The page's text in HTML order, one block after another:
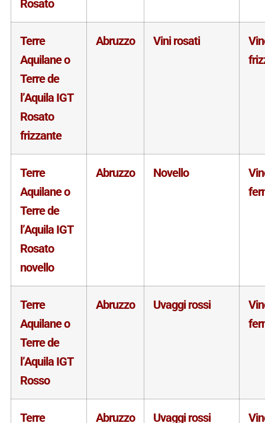
Rosato
Terre
Aquilane o
Terre de
l’Aquila IGT
Rosato
frizzante
Abruzzo Vini rosati
Terre
Aquilane o
Terre de
l’Aquila IGT
Rosato
novello
Abruzzo Novello
Terre
Aquilane o
Terre de
l’Aquila IGT
Rosso
Abruzzo Uvaggi rossi
Terre Abruzzo Uvaggi rossi